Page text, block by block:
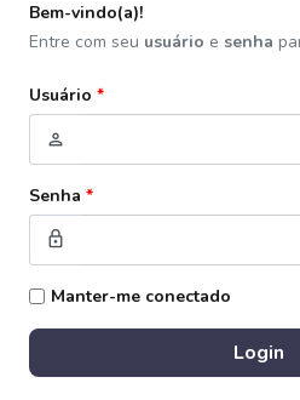
Bem-vindo(a)!
Entre com seu usuário e senha
Usuário *
person
Senha *
lock
Manter-me conectado
Login